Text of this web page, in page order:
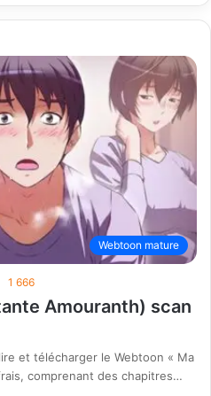
Webtoon mature
1 666
Amouranth) scan
et télécharger le Webtoon « Ma
comprenant des chapitres…